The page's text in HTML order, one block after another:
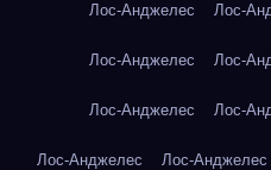
Лос-Анджелес Лос-
Лос-Анджелес Лос-
Лос-Анджелес Лос-
Лос-Анджелес Лос-Анджелес